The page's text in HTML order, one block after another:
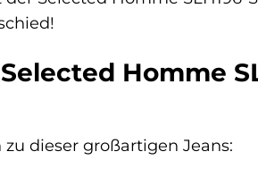
Homme
dieser großartigen Jeans: